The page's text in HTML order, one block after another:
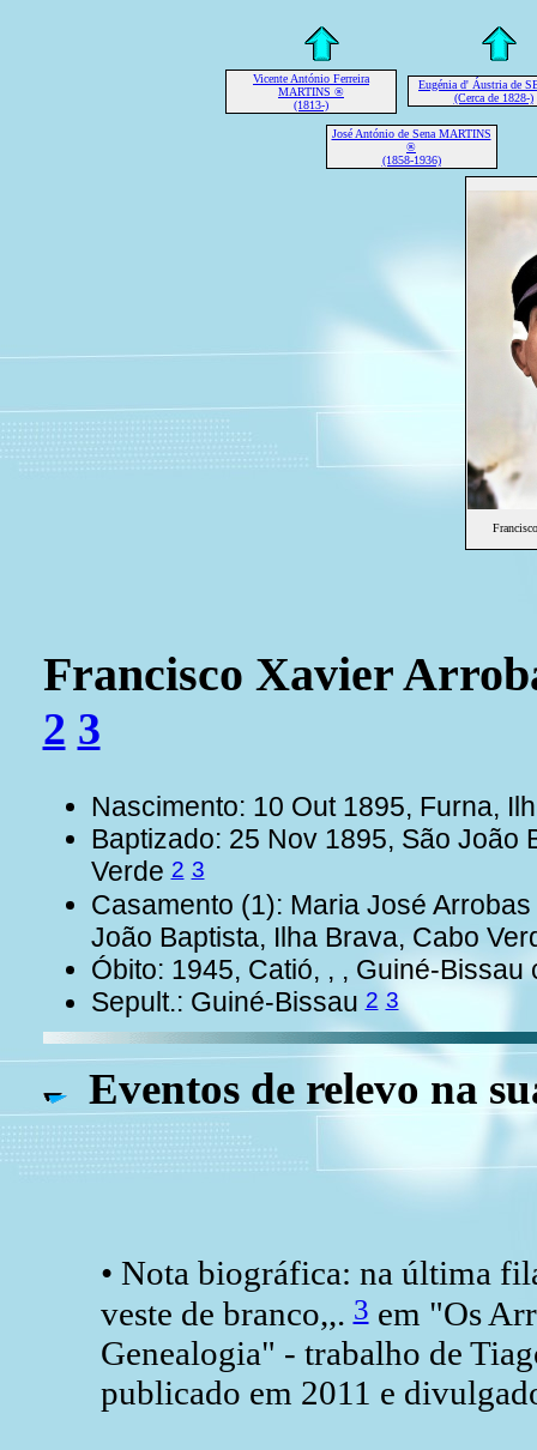
Vicente António Ferreira
MARTINS ®
(1813-)
Eugénia d' Áustria de
(Cerca de 1828-)
José António de Sena MARTINS
®
(1858-1936)
Francisco Xavier
2 3
Nascimento: 10 Out 1895, Furna,
Baptizado: 25 Nov 1895, São João
Verde2 3
Casamento (1): Maria José
João Baptista, Ilha Brava, Cabo
Óbito: 1945, Catió, , , Guiné-
Sepult.: Guiné-Bissau2 3
Eventos de relevo na
• Nota biográfica: na última
veste de branco,,.3em "Os
Genealogia" - trabalho de
publicado em 2011 e